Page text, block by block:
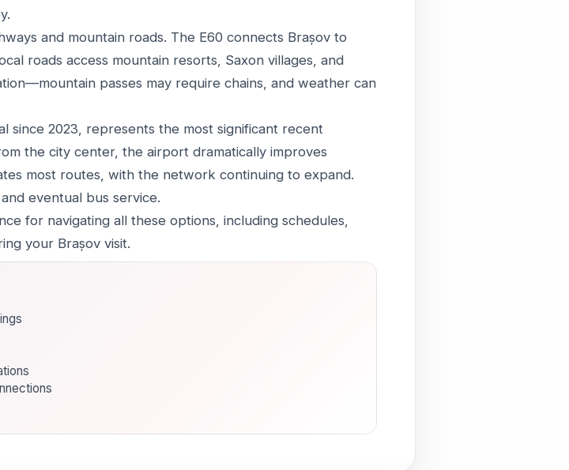
and mountain roads. The E60 connects Brașov to
roads access mountain resorts, Saxon villages, and
passes may require chains, and weather can
since 2023, represents the most significant recent
the city center, the airport dramatically improves
most routes, with the network continuing to expand.
eventual bus service.
for navigating all these options, including schedules,
your Brașov visit.